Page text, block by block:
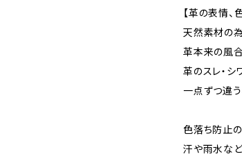
【革の表情、
天然素材の為
革本来の風
革のスレ・シ
一点ずつ違う
色落ち防止
汗や雨水な